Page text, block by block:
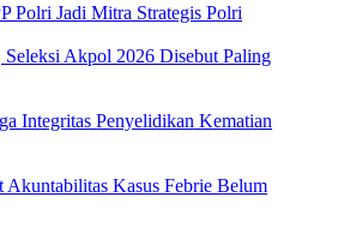
Polri Jadi Mitra Strategis Polri
Akpol 2026 Disebut Paling
Integritas Penyelidikan Kematian
Akuntabilitas Kasus Febrie Belum